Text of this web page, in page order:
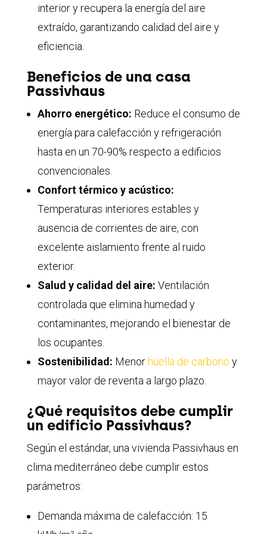
interior y recupera la energía del aire
extraído, garantizando calidad del aire y
eficiencia.
Beneficios de una casa
Passivhaus
Ahorro energético: Reduce el consumo de
energía para calefacción y refrigeración
hasta en un 70-90% respecto a edificios
convencionales
Confort térmico y acústico:
Temperaturas interiores estables y
ausencia de corrientes de aire, con
excelente aislamiento frente al ruido
exterior.
Salud y calidad del aire: Ventilación
controlada que elimina humedad y
contaminantes, mejorando el bienestar de
los ocupantes
Sostenibilidad: Menor huella de carbono y
mayor valor de reventa a largo plazo
¿Qué requisitos debe cumplir
un edificio Passivhaus?
Según el estándar, una vivienda Passivhaus en
clima mediterráneo debe cumplir estos
parámetros:
Demanda máxima de calefacción: 15